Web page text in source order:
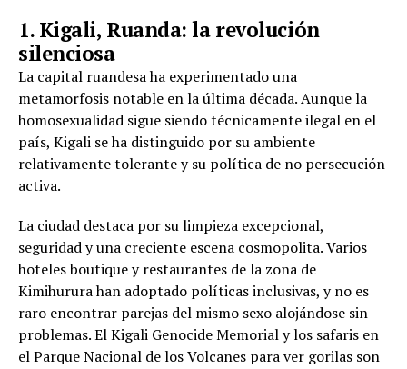
1. Kigali, Ruanda: la revolución
silenciosa
La capital ruandesa ha experimentado una
metamorfosis notable en la última década. Aunque la
homosexualidad sigue siendo técnicamente ilegal en el
país, Kigali se ha distinguido por su ambiente
relativamente tolerante y su política de no persecución
activa.
La ciudad destaca por su limpieza excepcional,
seguridad y una creciente escena cosmopolita. Varios
hoteles boutique y restaurantes de la zona de
Kimihurura han adoptado políticas inclusivas, y no es
raro encontrar parejas del mismo sexo alojándose sin
problemas. El Kigali Genocide Memorial y los safaris en
el Parque Nacional de los Volcanes para ver gorilas son